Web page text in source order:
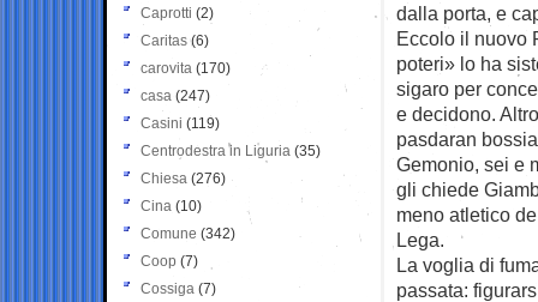
dalla porta, e
Eccolo il nuovo
poteri» lo ha
sigaro per
e decidono.
pasdaran
Gemonio, sei e
gli chiede
meno atletico
Lega.
La voglia di
passata:
Caprotti (2)
Caritas (6)
carovita (170)
casa (247)
Casini (119)
Centrodestra in Liguria (35)
Chiesa (276)
Cina (10)
Comune (342)
Coop (7)
Cossiga (7)